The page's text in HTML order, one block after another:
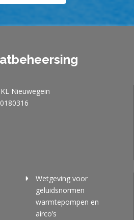
Nieuwegein
Wetgeving voor
geluidsnormen
warmtepompen en
airco’s